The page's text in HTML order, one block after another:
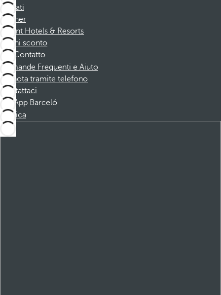
Affiliati
Partner
Dorint Hotels & Resorts
Buoni sconto
Contatto
Domande Frequenti e Aiuto
Prenota tramite telefono
Contattaci
App Barceló
Scarica